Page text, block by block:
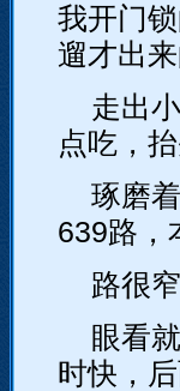
我开门
遛才出来
走出
点吃，
琢磨
639路，
路很
眼看
时快，